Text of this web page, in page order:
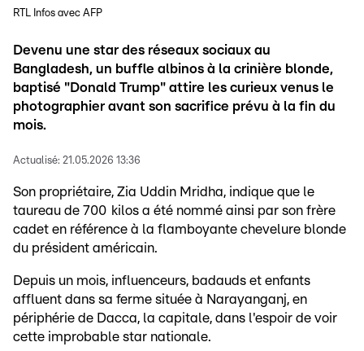
RTL Infos avec AFP
Devenu une star des réseaux sociaux au
Bangladesh, un buffle albinos à la crinière blonde,
baptisé "Donald Trump" attire les curieux venus le
photographier avant son sacrifice prévu à la fin du
mois.
Actualisé: 21.05.2026 13:36
Son propriétaire, Zia Uddin Mridha, indique que le
taureau de 700 kilos a été nommé ainsi par son frère
cadet en référence à la flamboyante chevelure blonde
du président américain.
Depuis un mois, influenceurs, badauds et enfants
affluent dans sa ferme située à Narayanganj, en
périphérie de Dacca, la capitale, dans l'espoir de voir
cette improbable star nationale.